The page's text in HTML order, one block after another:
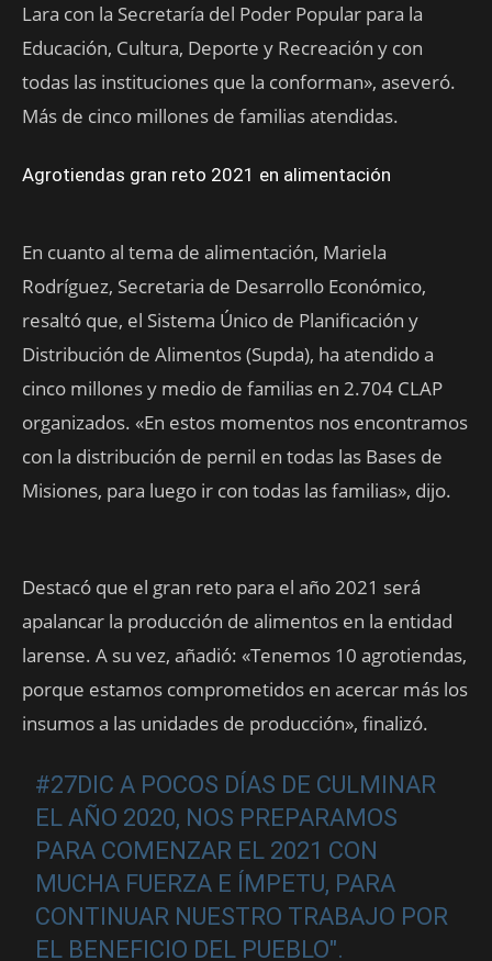
Lara con la Secretaría del Poder Popular para la
Educación, Cultura, Deporte y Recreación y con
todas las instituciones que la conforman», aseveró.
Más de cinco millones de familias atendidas.
Agrotiendas gran reto 2021 en alimentación
En cuanto al tema de alimentación, Mariela
Rodríguez, Secretaria de Desarrollo Económico,
resaltó que, el Sistema Único de Planificación y
Distribución de Alimentos (Supda), ha atendido a
cinco millones y medio de familias en 2.704 CLAP
organizados. «En estos momentos nos encontramos
con la distribución de pernil en todas las Bases de
Misiones, para luego ir con todas las familias», dijo.
Destacó que el gran reto para el año 2021 será
apalancar la producción de alimentos en la entidad
larense. A su vez, añadió: «Tenemos 10 agrotiendas,
porque estamos comprometidos en acercar más los
insumos a las unidades de producción», finalizó.
#27DIC A POCOS DÍAS DE CULMINAR
EL AÑO 2020, NOS PREPARAMOS
PARA COMENZAR EL 2021 CON
MUCHA FUERZA E ÍMPETU, PARA
CONTINUAR NUESTRO TRABAJO POR
EL BENEFICIO DEL PUEBLO".